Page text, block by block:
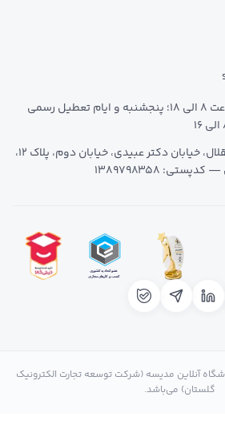
شنبه تا چهارشنبه از ساعت 8 الی 18؛ پنجشنبه و ایام تعطیل رسمی
تهران، محله شهرک استقلال، خیابان دکتر عبیدی، خیابان دوم، پلاک 12،
1389798358
آنلاین مدیسه (شرکت توسعه تجارت الکترونیک
گلستان) می‌باشد.